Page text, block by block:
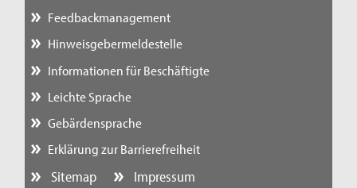
Feedbackmanagement
Hinweisgebermeldestelle
Informationen für Beschäftigte
Leichte Sprache
Gebärdensprache
Erklärung zur Barrierefreiheit
Sitemap Impressum